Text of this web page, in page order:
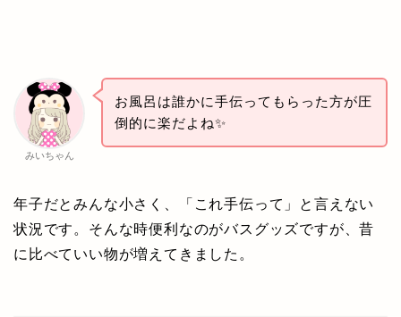
みいちゃん
お風呂は誰かに手伝ってもらった方が圧
倒的に楽だよね✨
年子だとみんな小さく、「これ手伝って」と言えない
状況です。そんな時便利なのがバスグッズですが、昔
に比べていい物が増えてきました。